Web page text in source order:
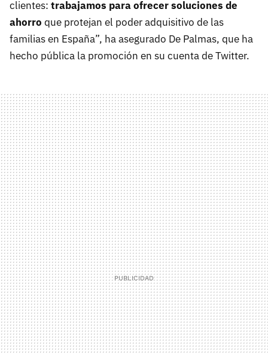
clientes: trabajamos para ofrecer soluciones de
ahorro que protejan el poder adquisitivo de las
familias en España”, ha asegurado De Palmas, que ha
hecho pública la promoción en su cuenta de Twitter.